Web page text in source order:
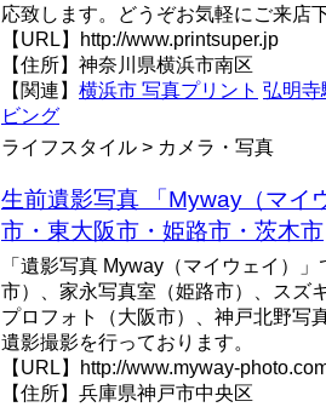
応致します。どうぞお気軽にご来店
【URL】http://www.printsuper.jp
【住所】神奈川県横浜市南区
【関連】 横浜市 写真プリント 弘明寺
ビング
ライフスタイル > カメラ・写真
生前遺影写真 「Myway（マイ
市・東大阪市・姫路市・茨木市
「遺影写真 Myway（マイウェイ）
市）、家永写真室（姫路市）、スズ
プロフォト（大阪市）、神戸北野写
遺影撮影を行っております。
【URL】http://www.myway-
【住所】兵庫県神戸市中央区